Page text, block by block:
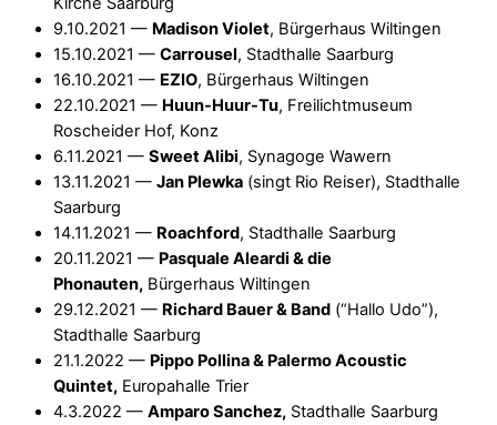
9.10.2021 — Madison Violet, Bürgerhaus Wiltingen
15.10.2021 — Carrousel, Stadthalle Saarburg
16.10.2021 — EZIO, Bürgerhaus Wiltingen
22.10.2021 — Huun-Huur-Tu, Freilichtmuseum
Roscheider Hof, Konz
6.11.2021 — Sweet Alibi, Synagoge Wawern
13.11.2021 — Jan Plewka (singt Rio Reiser), Stadthalle
Saarburg
14.11.2021 — Roachford, Stadthalle Saarburg
20.11.2021 — Pasquale Aleardi & die
Phonauten, Bürgerhaus Wiltingen
29.12.2021 — Richard Bauer & Band (“Hallo Udo”),
Stadthalle Saarburg
21.1.2022 — Pippo Pollina & Palermo Acoustic
Quintet, Europahalle Trier
4.3.2022 — Amparo Sanchez, Stadthalle Saarburg